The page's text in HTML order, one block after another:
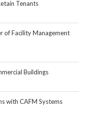
Tenants
of Facility Management
Buildings
with CAFM Systems